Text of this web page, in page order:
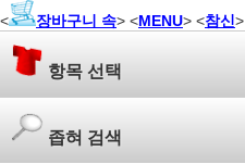
< 장바구니 속> <MENU> <참신>
항목 선택
좁혀 검색